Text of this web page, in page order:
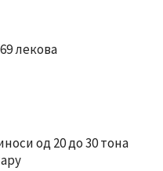
лекова
од 20 до 30 тона